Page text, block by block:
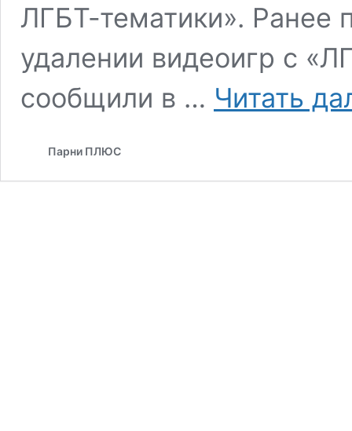
ЛГБТ-тематики». Ранее
удалении видеоигр с
сообщили в … Читать
Парни ПЛЮС